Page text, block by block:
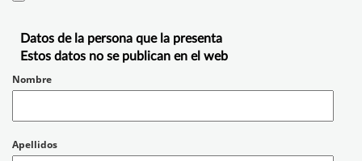
Datos de la persona que la presenta
Estos datos no se publican en el web
Nombre
Apellidos